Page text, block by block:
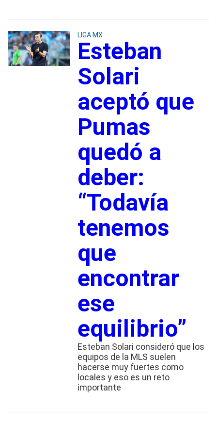
LIGA MX
Esteban
Solari
aceptó que
Pumas
quedó a
deber:
“Todavía
tenemos
que
encontrar
ese
equilibrio”
Esteban Solari consideró que los
equipos de la MLS suelen
hacerse muy fuertes como
locales y eso es un reto
importante